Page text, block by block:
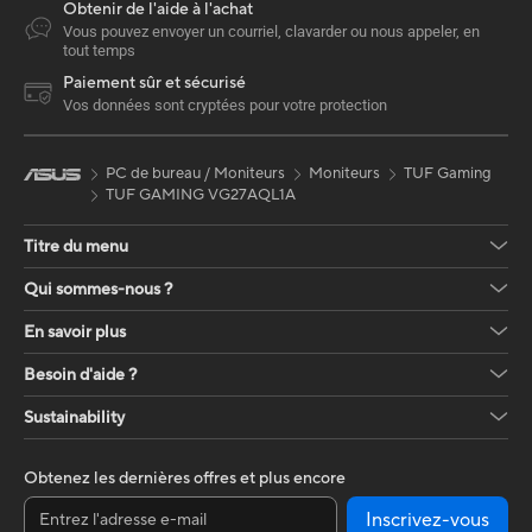
Obtenir de l'aide à l'achat
Vous pouvez envoyer un courriel, clavarder ou nous appeler, en
tout temps
Paiement sûr et sécurisé
Vos données sont cryptées pour votre protection
PC de bureau / Moniteurs Moniteurs
TUF Gaming
TUF GAMING VG27AQL1A
Titre du menu
Qui sommes-nous ?
En savoir plus
Besoin d'aide ?
Sustainability
Obtenez les dernières offres et plus encore
Inscrivez-vous